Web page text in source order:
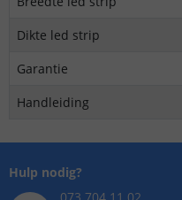
Dikte led strip
Garantie
Handleiding
Hulp nodig?